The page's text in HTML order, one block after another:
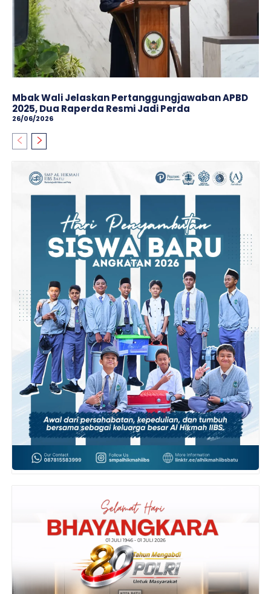
Mbak Wali Jelaskan Pertanggungjawaban APBD
2025, Dua Raperda Resmi Jadi Perda
26/06/2026